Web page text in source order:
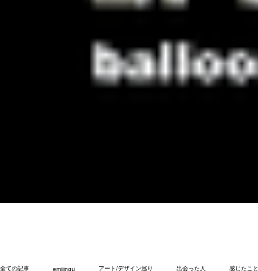
全ての記事 emijingu アート/デザイン巡り 出会った人 感じたこと